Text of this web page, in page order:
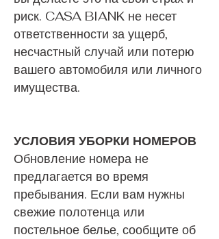
риск. CASA BIANK не несет
ответственности за ущерб,
несчастный случай или потерю
вашего автомобиля или личного
имущества.
УСЛОВИЯ УБОРКИ НОМЕРОВ
Обновление номера не
предлагается во время
пребывания. Если вам нужны
свежие полотенца или
постельное белье, сообщите об